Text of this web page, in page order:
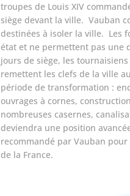
troupes de Louis XIV
siège devant la ville. Vauban
destinées à isoler la ville. Les
état et ne permettent pas une
jours de siège, les
remettent les clefs de la ville
période de transformation :
ouvrages à cornes,
nombreuses casernes,
deviendra une position
recommandé par Vauban
de la France.